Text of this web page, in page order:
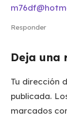
Responder
Deja una
Tu dirección
publicada.
marcados